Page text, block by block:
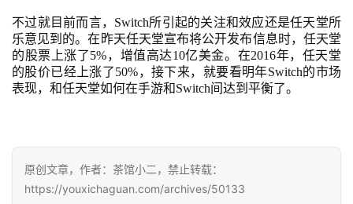
7
0
日
不过就目前而言， Switch所引起的关注和效应还是任天堂所
乐意见到的。在昨天任天堂宣布将公开发布信息时，任天堂
的股票上涨了5%，增值高达10亿美金。在2016年，任天堂
的股价已经上涨了50%，接下来，就要看明年Switch的市场
表现，和任天堂如何在手游和Switch间达到平衡了。
原创文章，作者：茶馆小二，禁止转载：
https://youxichaguan.com/archives/50133